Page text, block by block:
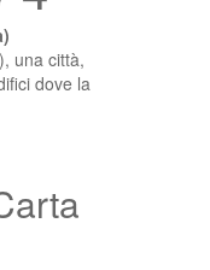
una città,
dove la